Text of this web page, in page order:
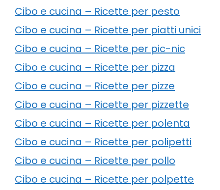
Cibo e cucina – Ricette per pesto
Cibo e cucina – Ricette per piatti unici
Cibo e cucina – Ricette per pic-nic
Cibo e cucina – Ricette per pizza
Cibo e cucina – Ricette per pizze
Cibo e cucina – Ricette per pizzette
Cibo e cucina – Ricette per polenta
Cibo e cucina – Ricette per polipetti
Cibo e cucina – Ricette per pollo
Cibo e cucina – Ricette per polpette